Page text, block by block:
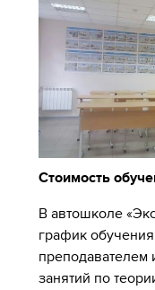
Стоимость
В автошколе
график обучения
преподавателем
занятий по